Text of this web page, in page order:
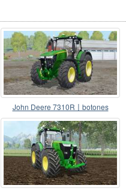
John Deere 7310R〡botones
interactivos